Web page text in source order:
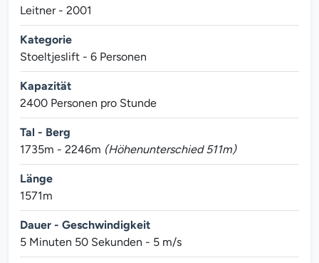
Leitner - 2001
Kategorie
Stoeltjeslift - 6 Personen
Kapazität
2400 Personen pro Stunde
Tal - Berg
1735m - 2246m (Höhenunterschied 511m)
Länge
1571m
Dauer - Geschwindigkeit
5 Minuten 50 Sekunden - 5 m/s